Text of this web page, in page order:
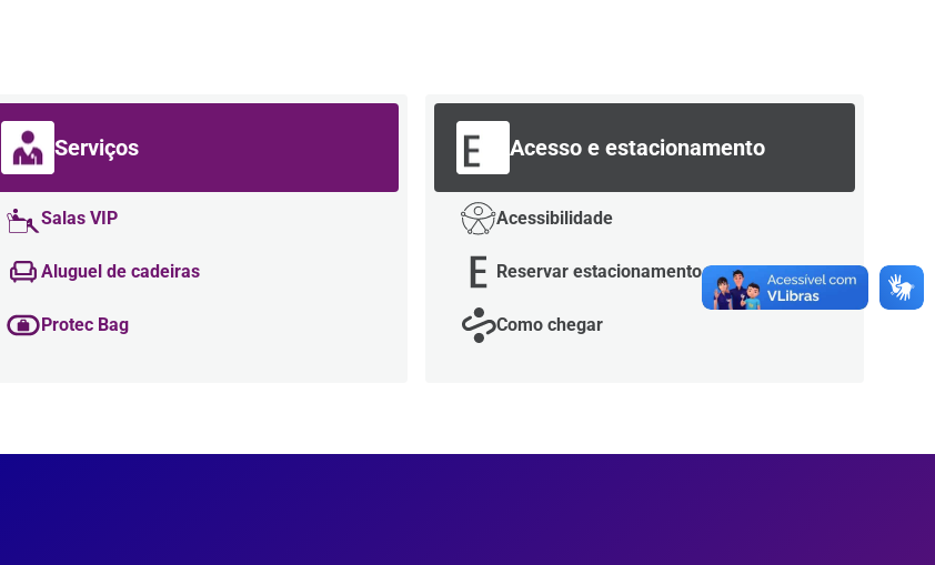
Serviços
Salas VIP
Aluguel de cadeiras
Protec Bag
Acesso e estacionamento
Acessibilidade
Reservar estacionamento
Como chegar